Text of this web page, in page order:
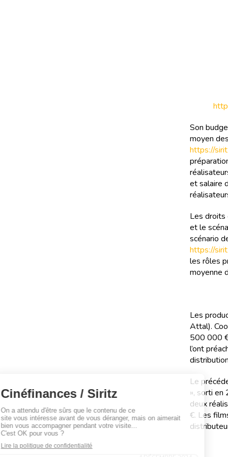
Son
moyen
https://
et salaire
Les droits
et le
scénario
https://
les rôles
moyenne
Les
Attal).
500 000 €
l’ont
Le
», sorti en
deux
€. Les